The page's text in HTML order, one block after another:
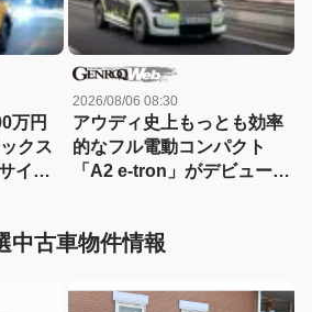
万円
クス
イ
ックス
2026/08/06 08:30
アウディ史上もっとも効率
的なフル電動コンパクト
「A2 e-tron」がデビュー前
中古車物件情報